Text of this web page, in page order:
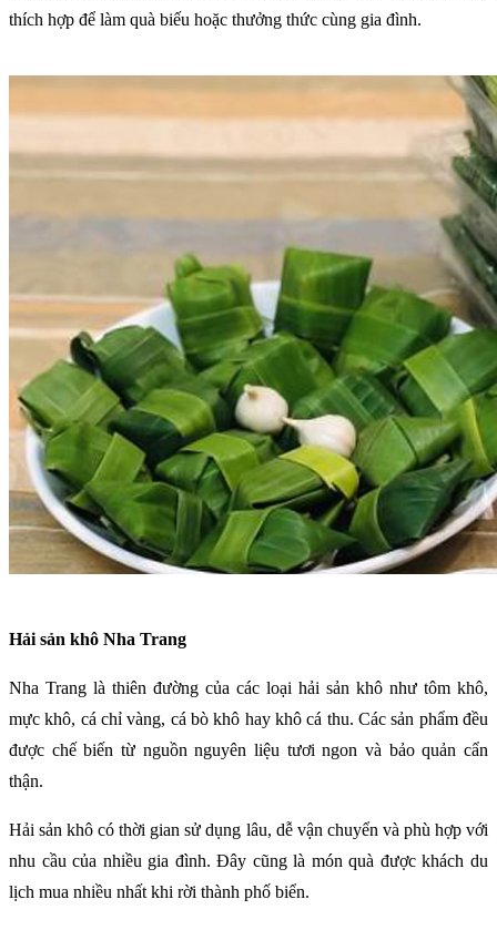
thích hợp để làm quà biếu hoặc thưởng thức cùng gia đình.
Hải sản khô Nha Trang
Nha Trang là thiên đường của các loại hải sản khô như tôm khô,
mực khô, cá chỉ vàng, cá bò khô hay khô cá thu. Các sản phẩm đều
được chế biến từ nguồn nguyên liệu tươi ngon và bảo quản cẩn
thận.
Hải sản khô có thời gian sử dụng lâu, dễ vận chuyển và phù hợp với
nhu cầu của nhiều gia đình. Đây cũng là món quà được khách du
lịch mua nhiều nhất khi rời thành phố biển.